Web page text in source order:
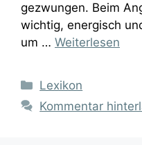
gezwungen. Beim
wichtig, energisch
um … Weiterlesen
Kategorien
Lexikon
Kommentar